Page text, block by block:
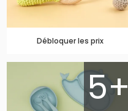
Débloquer les prix
5+